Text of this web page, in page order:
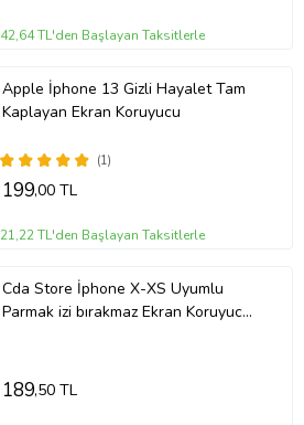
42,64 TL'den Başlayan Taksitlerle
Apple İphone 13 Gizli Hayalet Tam
Kaplayan Ekran Koruyucu
(1)
199,00 TL
21,22 TL'den Başlayan Taksitlerle
Cda Store İphone X-XS Uyumlu
Parmak izi bırakmaz Ekran Koruyucu
189,50 TL